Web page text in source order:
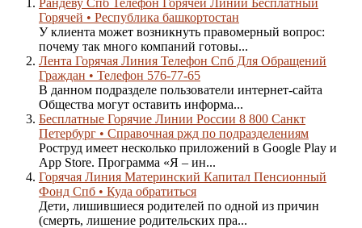
Горячей • Республика башкортостан
У клиента может возникнуть правомерный вопрос:
почему так много компаний готовы...
Лента Горячая Линия Телефон Спб Для Обращений
Граждан • Телефон 576-77-65
В данном подразделе пользователи интернет-сайта
Общества могут оставить информа...
Бесплатные Горячие Линии России 8 800 Санкт
Петербург • Справочная ржд по подразделениям
Роструд имеет несколько приложений в Google Play и
App Store. Программа «Я – ин...
Горячая Линия Материнский Капитал Пенсионный
Фонд Спб • Куда обратиться
Дети, лишившиеся родителей по одной из причин
(смерть, лишение родительских пра...